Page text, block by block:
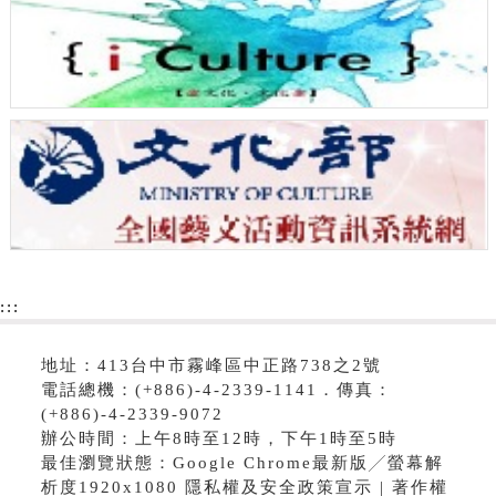
:::
地址：413台中市霧峰區中正路738之2號
電話總機：(+886)-4-2339-1141．傳真：
(+886)-4-2339-9072
辦公時間：上午8時至12時，下午1時至5時
最佳瀏覽狀態：Google Chrome最新版╱螢幕解
析度1920x1080 隱私權及安全政策宣示 | 著作權